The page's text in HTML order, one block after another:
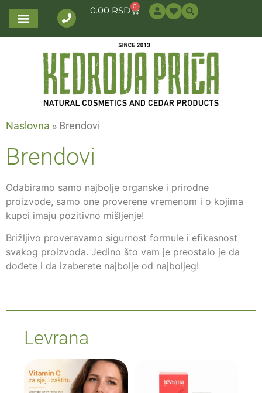
0.00 RSD 0
Naslovna » Brendovi
Brendovi
Odabiramo samo najbolje organske i prirodne
proizvode, samo one proverene vremenom i o kojima
kupci imaju pozitivno mišljenje!
Brižljivo proveravamo sigurnost formule i efikasnost
svakog proizvoda. Jedino što vam je preostalo je da
dođete i da izaberete najbolje od najboljeg!
Levrana